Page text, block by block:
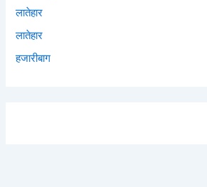
लातेहार
लातेहार
हजारीबाग